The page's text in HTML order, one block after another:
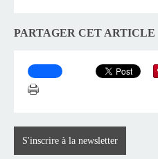
PARTAGER CET ARTICLE
S'inscrire à la newsletter